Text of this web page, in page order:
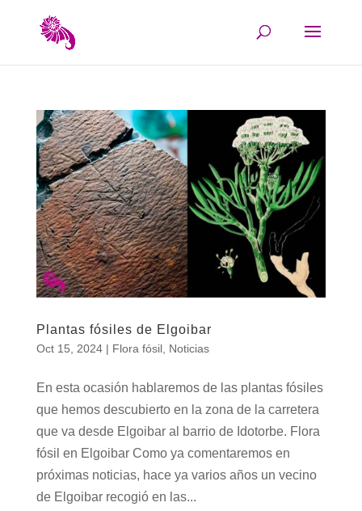
Plantas fósiles de Elgoibar
Oct 15, 2024| Flora fósil, Noticias
En esta ocasión hablaremos de las plantas fósiles
que hemos descubierto en la zona de la carretera
que va desde Elgoibar al barrio de Idotorbe. Flora
fósil en Elgoibar Como ya comentaremos en
próximas noticias, hace ya varios años un vecino
de Elgoibar recogió en las...